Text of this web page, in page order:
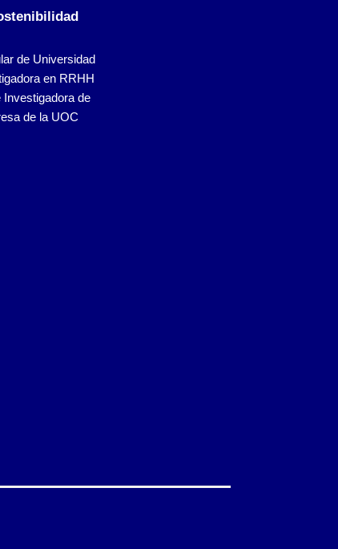
de Universidad
en RRHH
Investigadora de
de la UOC